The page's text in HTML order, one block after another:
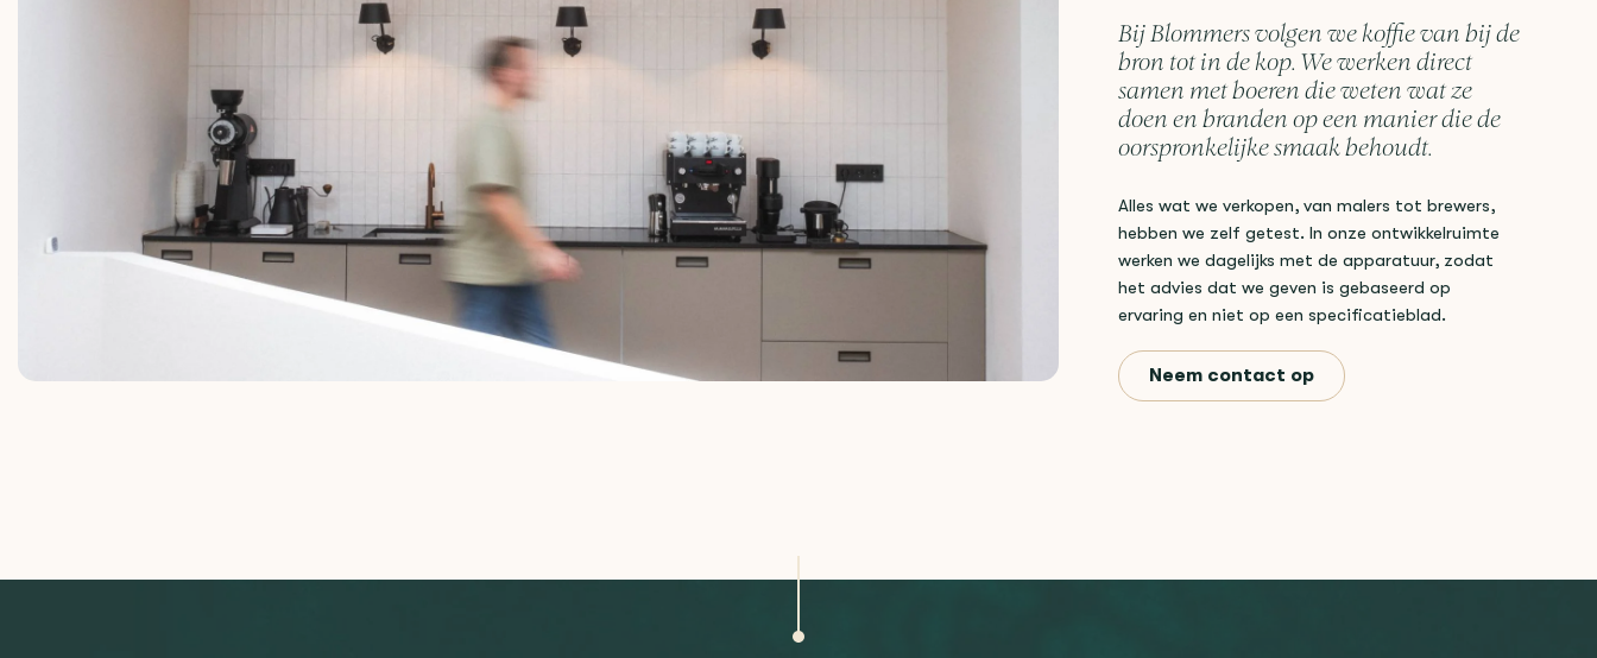
Bij Blommers volgen we koffie van bij de
bron tot in de kop. We werken direct
samen met boeren die weten wat ze
doen en branden op een manier die de
oorspronkelijke smaak behoudt.
Alles wat we verkopen, van malers tot brewers,
hebben we zelf getest. In onze ontwikkelruimte
werken we dagelijks met de apparatuur, zodat
het advies dat we geven is gebaseerd op
ervaring en niet op een specificatieblad.
Neem contact op